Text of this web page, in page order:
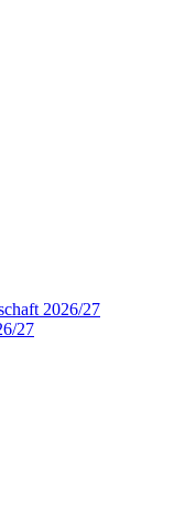
2026/27
27